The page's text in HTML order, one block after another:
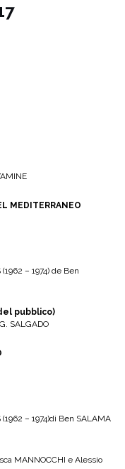
MEDITERRANEO
– 1974) de Ben
pubblico)
SALGADO
– 1974)di Ben SALAMA
MANNOCCHI e Alessio